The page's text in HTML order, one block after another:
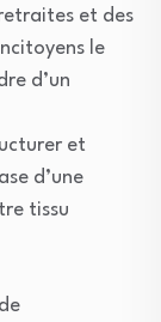
et des
le
d’un
et
d’une
tissu